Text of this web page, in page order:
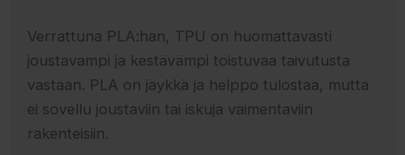
Verrattuna PLA:han, TPU on huomattavasti
joustavampi ja kestävämpi toistuvaa taivutusta
vastaan. PLA on jäykkä ja helppo tulostaa, mutta
ei sovellu joustaviin tai iskuja vaimentaviin
rakenteisiin.